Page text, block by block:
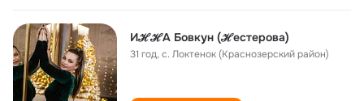
ИℋℋА Бовкун (ℋестерова)
31 год,с. Локтенок (Краснозерский район)